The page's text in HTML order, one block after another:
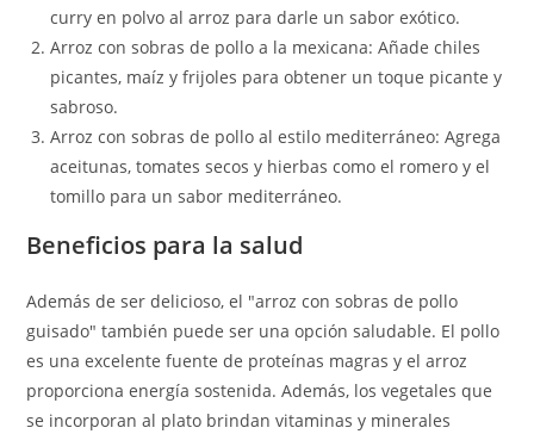
curry en polvo al arroz para darle un sabor exótico.
Arroz con sobras de pollo a la mexicana: Añade chiles
picantes, maíz y frijoles para obtener un toque picante y
sabroso.
Arroz con sobras de pollo al estilo mediterráneo: Agrega
aceitunas, tomates secos y hierbas como el romero y el
tomillo para un sabor mediterráneo.
Beneficios para la salud
Además de ser delicioso, el "arroz con sobras de pollo
guisado" también puede ser una opción saludable. El pollo
es una excelente fuente de proteínas magras y el arroz
proporciona energía sostenida. Además, los vegetales que
se incorporan al plato brindan vitaminas y minerales